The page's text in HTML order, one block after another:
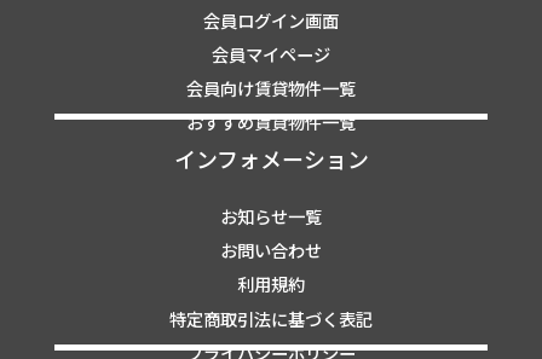
会員ログイン画面
会員マイページ
会員向け賃貸物件一覧
おすすめ賃貸物件一覧
インフォメーション
お知らせ一覧
お問い合わせ
利用規約
特定商取引法に基づく表記
プライバシーポリシー